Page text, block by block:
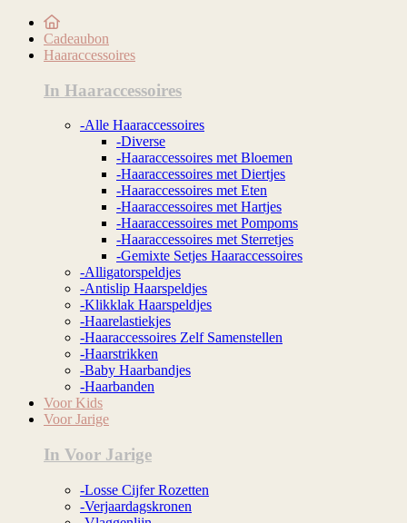
Cadeaubon
Haaraccessoires
In Haaraccessoires
-Alle Haaraccessoires
-Diverse
-Haaraccessoires met Bloemen
-Haaraccessoires met Diertjes
-Haaraccessoires met Eten
-Haaraccessoires met Hartjes
-Haaraccessoires met Pompoms
-Haaraccessoires met Sterretjes
-Gemixte Setjes Haaraccessoires
-Alligatorspeldjes
-Antislip Haarspeldjes
-Klikklak Haarspeldjes
-Haarelastiekjes
-Haaraccessoires Zelf Samenstellen
-Haarstrikken
-Baby Haarbandjes
-Haarbanden
Voor Kids
Voor Jarige
In Voor Jarige
-Losse Cijfer Rozetten
-Verjaardagskronen